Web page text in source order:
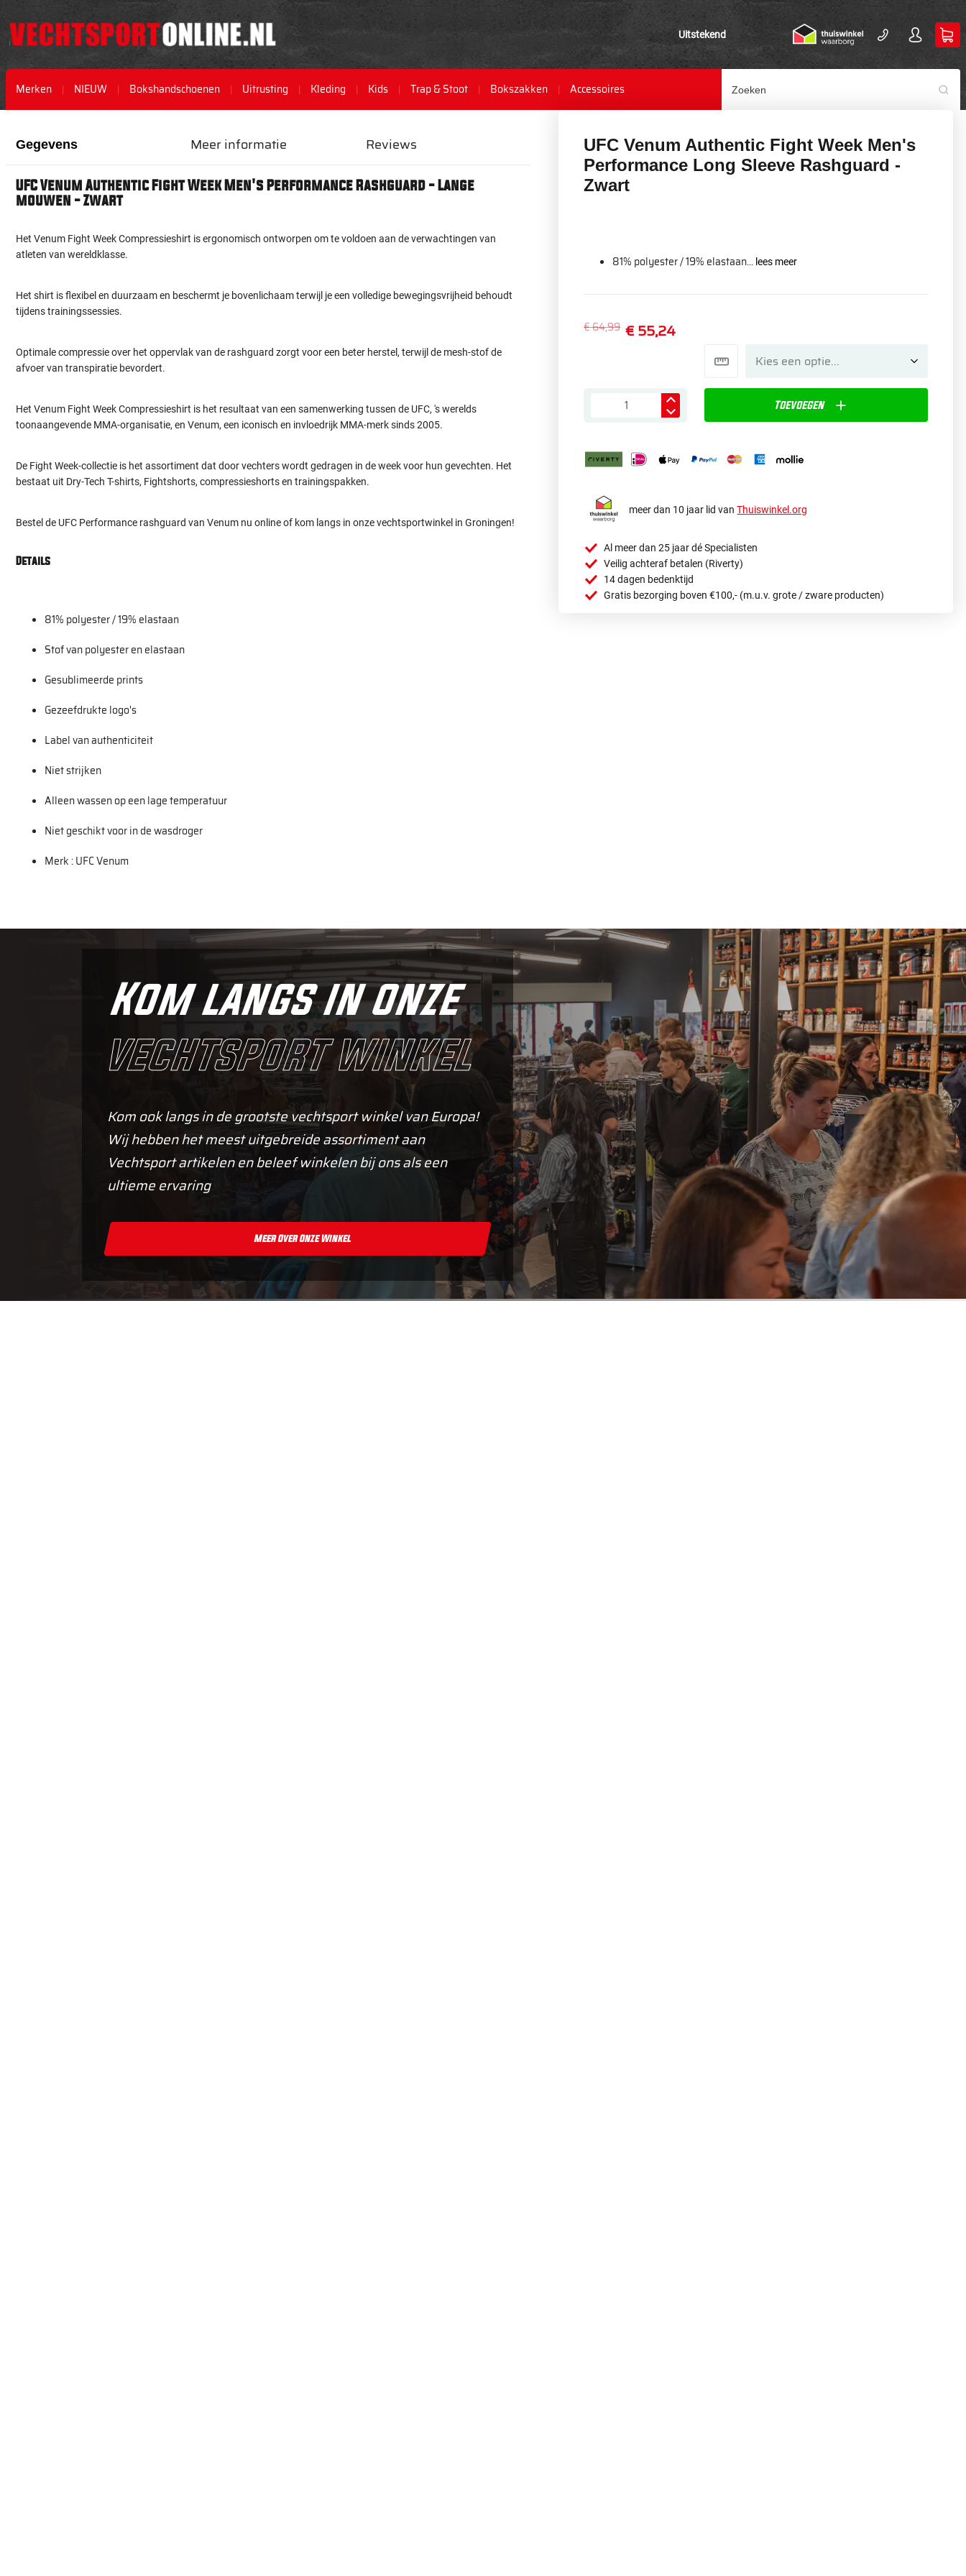
Uitstekend
Merken NIEUW Bokshandschoenen Uitrusting Kleding Kids Trap & Stoot Bokszakken Accessoires
het
van
afbeeldingen-
het
van
afbeeldingen-
UFC Venum Authentic Fight Week Men's
Performance Long Sleeve Rashguard -
Zwart
81% polyester / 19% elastaan... lees meer
€ 55,24
€ 64,99
Toevoegen
meer dan 10 jaar lid vanThuiswinkel.org
Al meer dan 25 jaar dé Specialisten
Veilig achteraf betalen (Riverty)
14 dagen bedenktijd
Gratis bezorging boven €100,- (m.u.v. grote / zware producten)
Gegevens
UFC Venum Authentic Fight Week Men's Performance Rashguard - Lange
mouwen - Zwart
Het Venum Fight Week Compressieshirt is ergonomisch ontworpen om te voldoen aan de verwachtingen van
atleten van wereldklasse.
Het shirt is flexibel en duurzaam en beschermt je bovenlichaam terwijl je een volledige bewegingsvrijheid behoudt
tijdens trainingssessies.
Optimale compressie over het oppervlak van de rashguard zorgt voor een beter herstel, terwijl de mesh-stof de
afvoer van transpiratie bevordert.
Het Venum Fight Week Compressieshirt is het resultaat van een samenwerking tussen de UFC, 's werelds
toonaangevende MMA-organisatie, en Venum, een iconisch en invloedrijk MMA-merk sinds 2005.
De Fight Week-collectie is het assortiment dat door vechters wordt gedragen in de week voor hun gevechten. Het
bestaat uit Dry-Tech T-shirts, Fightshorts, compressieshorts en trainingspakken.
Bestel de UFC Performance rashguard van Venum nu online of kom langs in onze vechtsportwinkel in Groningen!
Details
81% polyester / 19% elastaan
Stof van polyester en elastaan
Gesublimeerde prints
Gezeefdrukte logo's
Label van authenticiteit
Niet strijken
Alleen wassen op een lage temperatuur
Niet geschikt voor in de wasdroger
Merk : UFC Venum
Meer informatie Reviews
Kom langs in onze
vechtsport winkel
Kom ook langs in de grootste vechtsport winkel van Europa!
Wij hebben het meest uitgebreide assortiment aan
Vechtsport artikelen en beleef winkelen bij ons als een
ultieme ervaring
Meer Over Onze Winkel